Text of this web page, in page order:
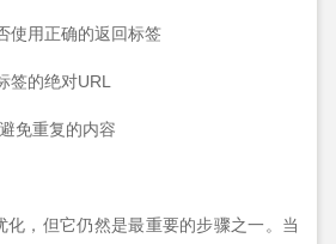
使用正确的返回标签
签的绝对URL
免重复的内容
化，但它仍然是最重要的步骤之一。当